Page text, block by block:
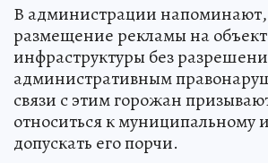
В администрации напоминают,
размещение рекламы на
инфраструктуры без
административным
связи с этим горожан
относиться к муниципальному
допускать его порчи.